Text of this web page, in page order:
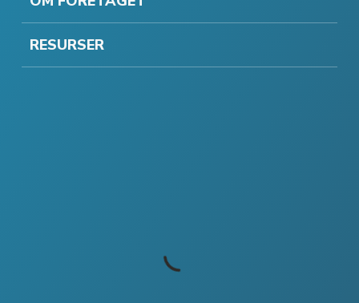
RESURSER